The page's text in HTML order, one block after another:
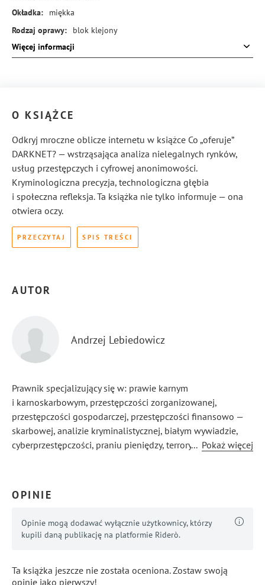
Okładka:
miękka
Rodzaj oprawy:
blok klejony
ISBN:
978-83-8431-428-9
Więcej informacji
O KSIĄŻCE
Odkryj mroczne oblicze internetu w książce Co „oferuje”
DARKNET? — wstrząsająca analiza nielegalnych rynków,
usług przestępczych i cyfrowej anonimowości.
Kryminologiczna precyzja, technologiczna głębia
i społeczna refleksja. Ta książka nie tylko informuje — ona
otwiera oczy.
PRZECZYTAJ SPIS TREŚCI
AUTOR
Andrzej Lebiedowicz
Prawnik specjalizujący się w: prawie karnym
i karnoskarbowym, przestępczości zorganizowanej,
przestępczości gospodarczej, przestępczości finansowo —
skarbowej, analizie kryminalistycznej, białym wywiadzie,
cyberprzestępczości, praniu pieniędzy, terroryzmie,
... Pokaż więcej
OPINIE
Opinie mogą dodawać wyłącznie użytkownicy, którzy
kupili daną publikację na platformie Riderò.
Ta książka jeszcze nie została oceniona. Zostaw swoją
opinię jako pierwszy!